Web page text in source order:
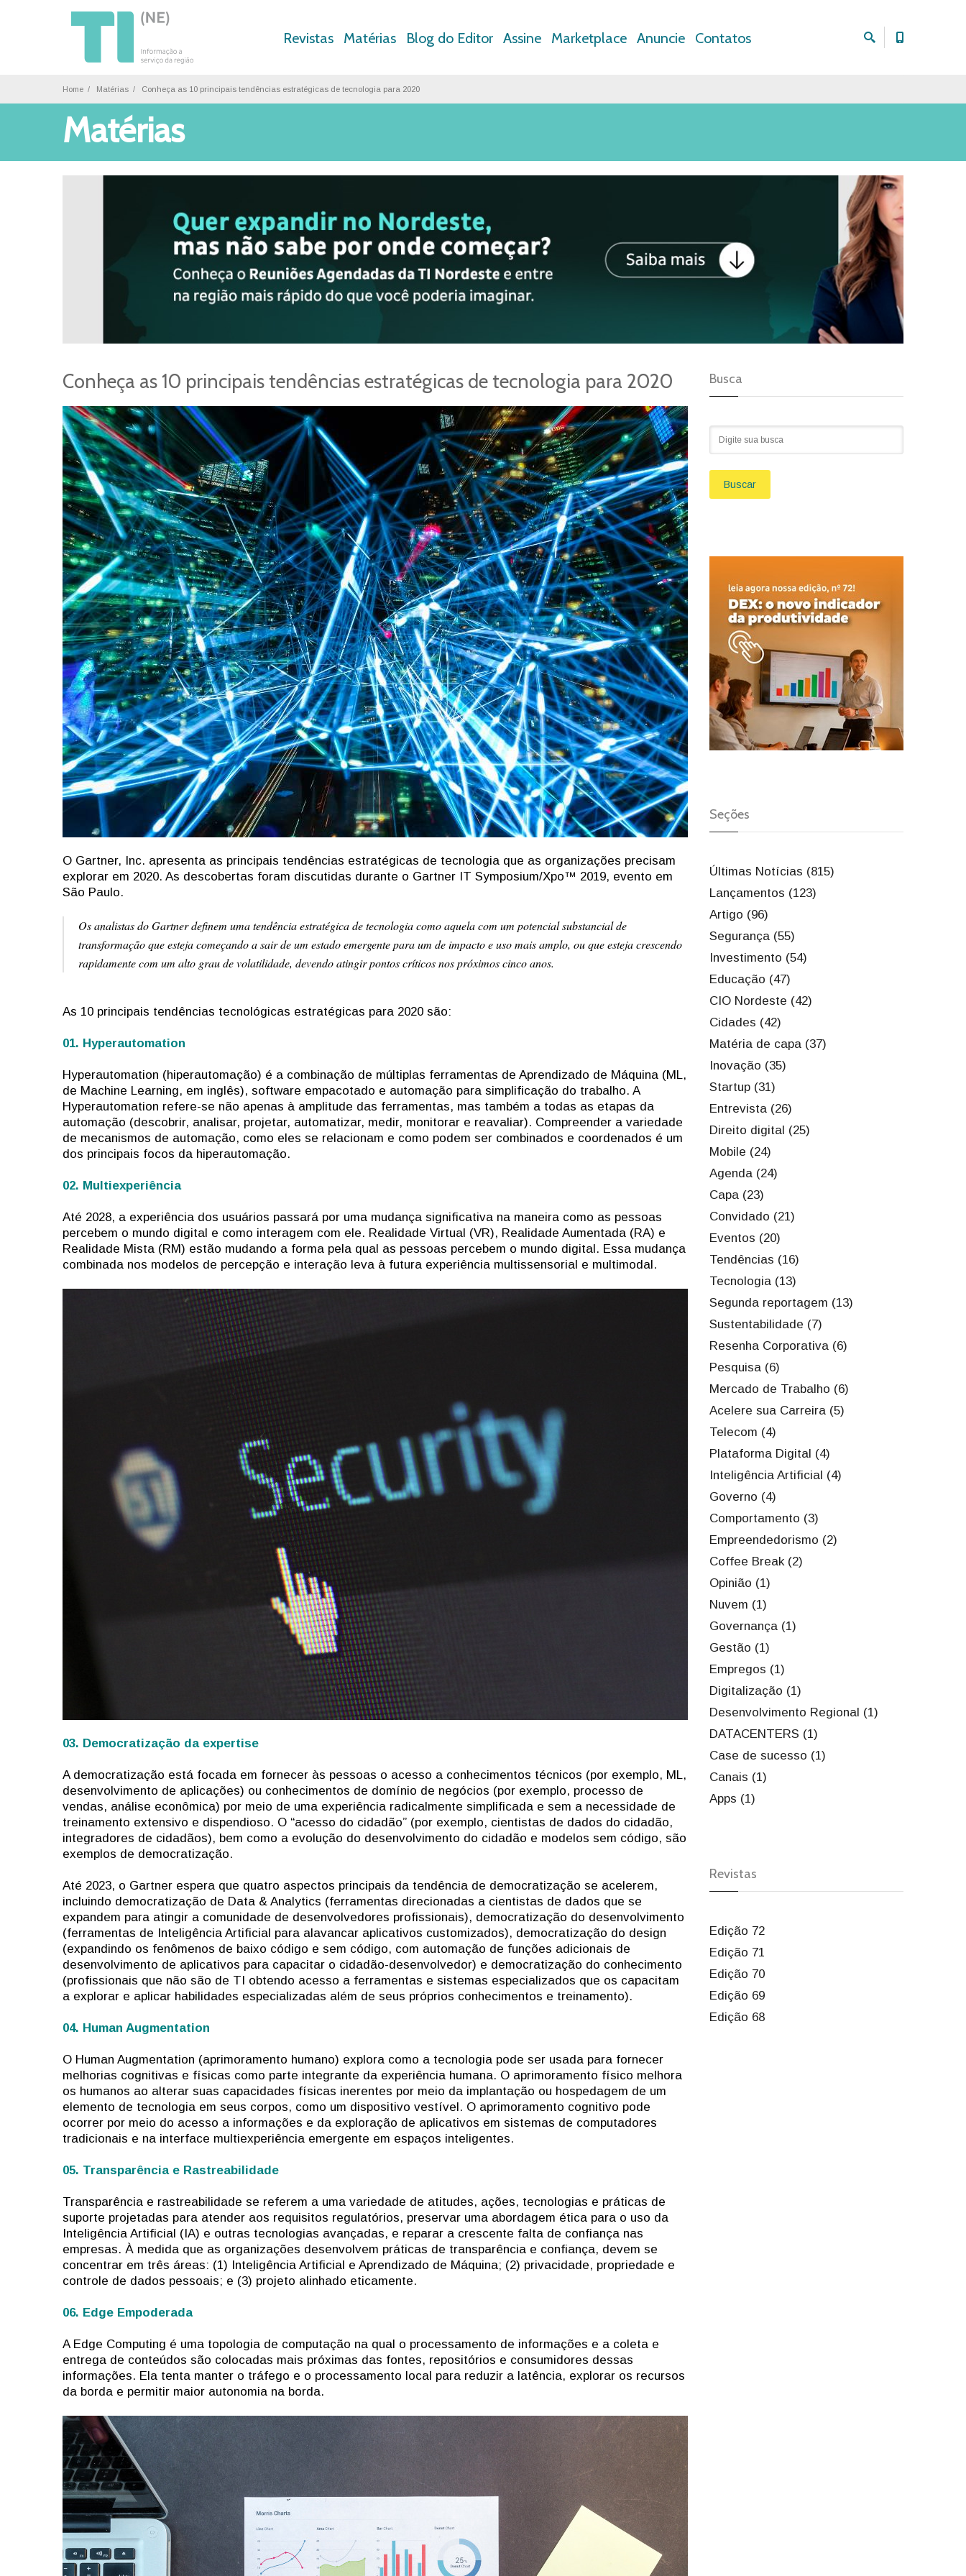
Revistas Matérias Blog do Editor Assine Marketplace Anuncie Contatos
Home Matérias Conheça as 10 principais tendências estratégicas de tecnologia para 2020
Matérias
Conheça as 10 principais tendências estratégicas de tecnologia para 2020
O Gartner, Inc. apresenta as principais tendências estratégicas de tecnologia que as organizações precisam
explorar em 2020. As descobertas foram discutidas durante o Gartner IT Symposium/Xpo™ 2019, evento em
São Paulo.
Os analistas do Gartner definem uma tendência estratégica de tecnologia como aquela com um potencial substancial de
transformação que esteja começando a sair de um estado emergente para um de impacto e uso mais amplo, ou que esteja crescendo
rapidamente com um alto grau de volatilidade, devendo atingir pontos críticos nos próximos cinco anos.
As 10 principais tendências tecnológicas estratégicas para 2020 são:
01. Hyperautomation
Hyperautomation (hiperautomação) é a combinação de múltiplas ferramentas de Aprendizado de Máquina (ML,
de Machine Learning, em inglês), software empacotado e automação para simplificação do trabalho. A
Hyperautomation refere-se não apenas à amplitude das ferramentas, mas também a todas as etapas da
automação (descobrir, analisar, projetar, automatizar, medir, monitorar e reavaliar). Compreender a variedade
de mecanismos de automação, como eles se relacionam e como podem ser combinados e coordenados é um
dos principais focos da hiperautomação.
02. Multiexperiência
Até 2028, a experiência dos usuários passará por uma mudança significativa na maneira como as pessoas
percebem o mundo digital e como interagem com ele. Realidade Virtual (VR), Realidade Aumentada (RA) e
Realidade Mista (RM) estão mudando a forma pela qual as pessoas percebem o mundo digital. Essa mudança
combinada nos modelos de percepção e interação leva à futura experiência multissensorial e multimodal.
03. Democratização da expertise
A democratização está focada em fornecer às pessoas o acesso a conhecimentos técnicos (por exemplo, ML,
desenvolvimento de aplicações) ou conhecimentos de domínio de negócios (por exemplo, processo de
vendas, análise econômica) por meio de uma experiência radicalmente simplificada e sem a necessidade de
treinamento extensivo e dispendioso. O “acesso do cidadão” (por exemplo, cientistas de dados do cidadão,
integradores de cidadãos), bem como a evolução do desenvolvimento do cidadão e modelos sem código, são
exemplos de democratização.
Até 2023, o Gartner espera que quatro aspectos principais da tendência de democratização se acelerem,
incluindo democratização de Data & Analytics (ferramentas direcionadas a cientistas de dados que se
expandem para atingir a comunidade de desenvolvedores profissionais), democratização do desenvolvimento
(ferramentas de Inteligência Artificial para alavancar aplicativos customizados), democratização do design
(expandindo os fenômenos de baixo código e sem código, com automação de funções adicionais de
desenvolvimento de aplicativos para capacitar o cidadão-desenvolvedor) e democratização do conhecimento
(profissionais que não são de TI obtendo acesso a ferramentas e sistemas especializados que os capacitam
a explorar e aplicar habilidades especializadas além de seus próprios conhecimentos e treinamento).
04. Human Augmentation
O Human Augmentation (aprimoramento humano) explora como a tecnologia pode ser usada para fornecer
melhorias cognitivas e físicas como parte integrante da experiência humana. O aprimoramento físico melhora
os humanos ao alterar suas capacidades físicas inerentes por meio da implantação ou hospedagem de um
elemento de tecnologia em seus corpos, como um dispositivo vestível. O aprimoramento cognitivo pode
ocorrer por meio do acesso a informações e da exploração de aplicativos em sistemas de computadores
tradicionais e na interface multiexperiência emergente em espaços inteligentes.
05. Transparência e Rastreabilidade
Transparência e rastreabilidade se referem a uma variedade de atitudes, ações, tecnologias e práticas de
suporte projetadas para atender aos requisitos regulatórios, preservar uma abordagem ética para o uso da
Inteligência Artificial (IA) e outras tecnologias avançadas, e reparar a crescente falta de confiança nas
empresas. À medida que as organizações desenvolvem práticas de transparência e confiança, devem se
concentrar em três áreas: (1) Inteligência Artificial e Aprendizado de Máquina; (2) privacidade, propriedade e
controle de dados pessoais; e (3) projeto alinhado eticamente.
06. Edge Empoderada
A Edge Computing é uma topologia de computação na qual o processamento de informações e a coleta e
entrega de conteúdos são colocadas mais próximas das fontes, repositórios e consumidores dessas
informações. Ela tenta manter o tráfego e o processamento local para reduzir a latência, explorar os recursos
da borda e permitir maior autonomia na borda.
Busca
Buscar
Seções
Últimas Notícias (815)
Lançamentos (123)
Artigo (96)
Segurança (55)
Investimento (54)
Educação (47)
CIO Nordeste (42)
Cidades (42)
Matéria de capa (37)
Inovação (35)
Startup (31)
Entrevista (26)
Direito digital (25)
Mobile (24)
Agenda (24)
Capa (23)
Convidado (21)
Eventos (20)
Tendências (16)
Tecnologia (13)
Segunda reportagem (13)
Sustentabilidade (7)
Resenha Corporativa (6)
Pesquisa (6)
Mercado de Trabalho (6)
Acelere sua Carreira (5)
Telecom (4)
Plataforma Digital (4)
Inteligência Artificial (4)
Governo (4)
Comportamento (3)
Empreendedorismo (2)
Coffee Break (2)
Opinião (1)
Nuvem (1)
Governança (1)
Gestão (1)
Empregos (1)
Digitalização (1)
Desenvolvimento Regional (1)
DATACENTERS (1)
Case de sucesso (1)
Canais (1)
Apps (1)
Revistas
Edição 72
Edição 71
Edição 70
Edição 69
Edição 68